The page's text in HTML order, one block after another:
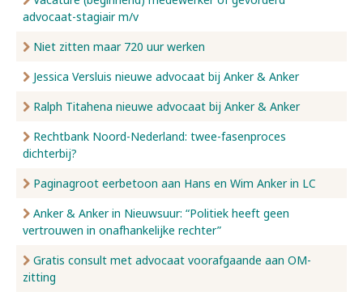
advocaat-stagiair m/v
Niet zitten maar 720 uur werken
Jessica Versluis nieuwe advocaat bij Anker & Anker
Ralph Titahena nieuwe advocaat bij Anker & Anker
Rechtbank Noord-Nederland: twee-fasenproces
dichterbij?
Paginagroot eerbetoon aan Hans en Wim Anker in LC
Anker & Anker in Nieuwsuur: “Politiek heeft geen
vertrouwen in onafhankelijke rechter”
Gratis consult met advocaat voorafgaande aan OM-
zitting